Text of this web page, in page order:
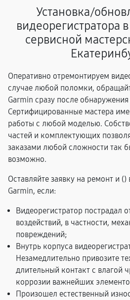
Установка/
видеорегистратора
сервисной
Оперативно отремонтируем
случае любой поломки,
Garmin сразу после
Сертифицированные мастера
работы с любой моделью.
частей и комплектующих
заказами любой сложности так
возможно.
Оставляйте заявку на ремонт и ()
Garmin, если:
Видеорегистратор пострадал
воздействий, в частности,
повреждений;
Внутрь корпуса
Незамедлительно привозите
длительный контакт с влагой
коррозии важнейших
Произошел естественный